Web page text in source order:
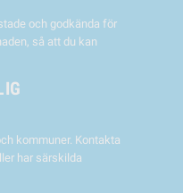
och godkända för
så att du kan
kommuner. Kontakta
har särskilda